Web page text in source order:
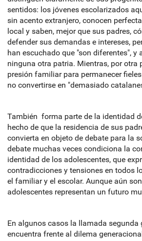
sentidos: los jóvenes escolarizados
sin acento extranjero, conocen
local y saben, mejor que sus padres,
defender sus demandas e intereses,
han escuchado que "son diferentes", y
ninguna otra patria. Mientras, por otra
presión familiar para permanecer
no convertirse en "demasiado
También forma parte de la identidad
hecho de que la residencia de sus
convierta en objeto de debate para la
debate muchas veces condiciona la
identidad de los adolescentes, que
contradicciones y tensiones en todos
el familiar y el escolar. Aunque aún
adolescentes representan un futuro
En algunos casos la llamada segunda
encuentra frente al dilema